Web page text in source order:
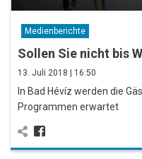
Medienberichte
Sollen Sie nicht bis
13. Juli 2018 | 16:50
In Bad Hévíz werden die
Programmen erwartet